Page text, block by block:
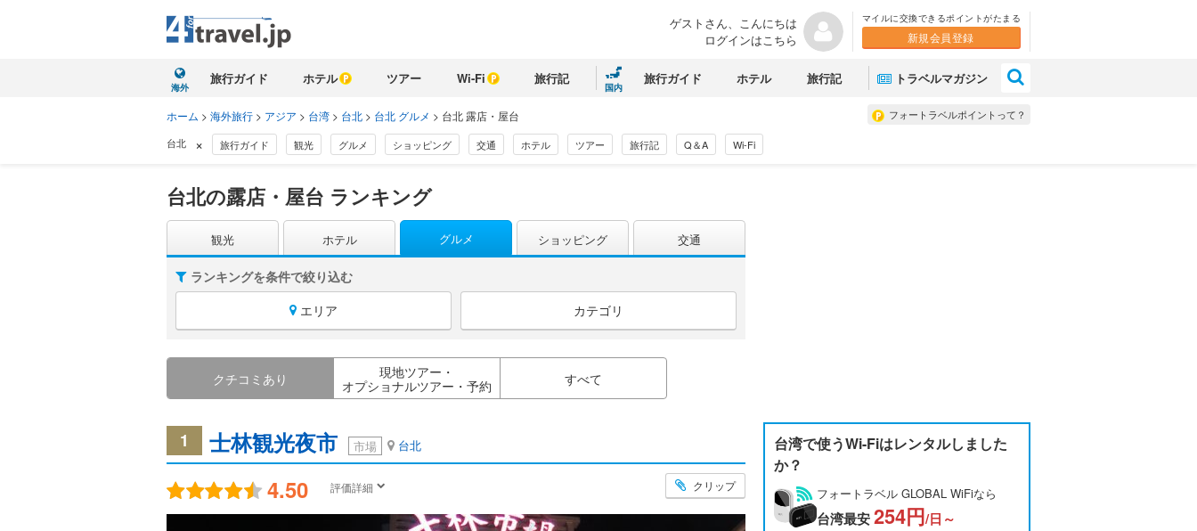
ゲストさん、こんにちは
ログインはこちら
マイルに交換できるポイントがたまる
新規会員登録
海外
旅行ガイド ホテル ツアー Wi-Fi 旅行記
国内
旅行ガイド ホテル 旅行記 トラベルマガジン
フォートラベルポイントって？
ホーム > 海外旅行 > アジア > 台湾 > 台北 > 台北 グルメ > 台北 露店・屋台
台北 × 旅行ガイド 観光 グルメ ショッピング 交通 ホテル ツアー 旅行記 Q＆A Wi-Fi
台北の露店・屋台 ランキング
観光 ホテル グルメ ショッピング 交通
ランキングを条件で絞り込む
エリア
カテゴリ
クチコミあり
現地ツアー・
オプショナルツアー・予約
すべて
1 士林観光夜市 市場 台北
4.50 評価詳細 クリップ
台湾で使うWi-Fiはレンタルしました
か？
フォートラベル GLOBAL WiFiなら
台湾最安254円/日～